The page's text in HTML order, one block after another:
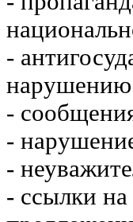
-
нарушению
-
-
-
- ссылки